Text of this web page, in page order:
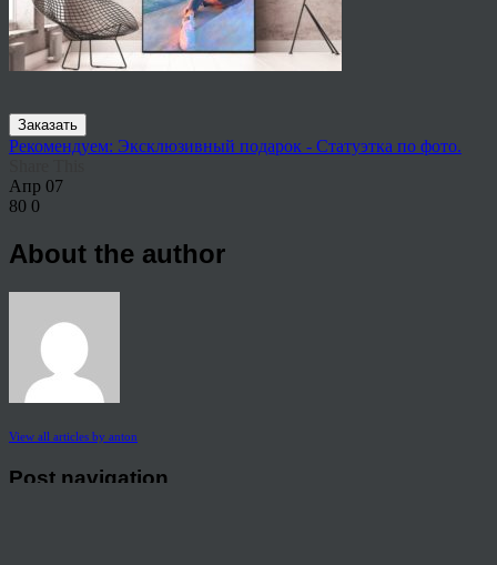
Заказать
Рекомендуем: Эксклюзивный подарок - Статуэтка по фото.
Апр 07
80 0
About the author
View all articles by anton
Post navigation